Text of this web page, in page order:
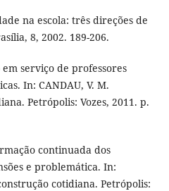
na escola: três direções de
8, 2002. 189-206.
serviço de professores
In: CANDAU, V. M.
Petrópolis: Vozes, 2011. p.
continuada dos
e problemática. In:
cotidiana. Petrópolis: